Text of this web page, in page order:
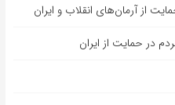
از آرمان‌های انقلاب و ایران
در حمایت از ایران